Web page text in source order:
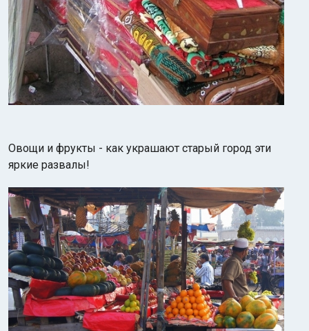
Овощи и фрукты - как украшают старый город эти
яркие развалы!